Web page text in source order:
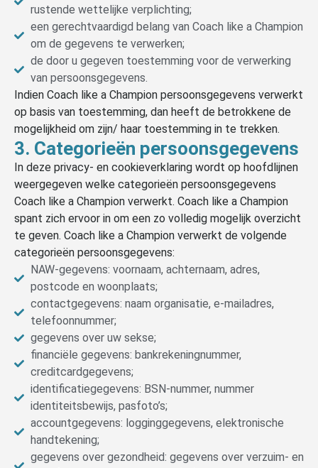
rustende wettelijke verplichting;
een gerechtvaardigd belang van Coach like a Champion
om de gegevens te verwerken;
de door u gegeven toestemming voor de verwerking
van persoonsgegevens.
Indien Coach like a Champion persoonsgegevens verwerkt
op basis van toestemming, dan heeft de betrokkene de
mogelijkheid om zijn/ haar toestemming in te trekken.
3. Categorieën persoonsgegevens
In deze privacy- en cookieverklaring wordt op hoofdlijnen
weergegeven welke categorieën persoonsgegevens
Coach like a Champion verwerkt. Coach like a Champion
spant zich ervoor in om een zo volledig mogelijk overzicht
te geven. Coach like a Champion verwerkt de volgende
categorieën persoonsgegevens:
NAW-gegevens: voornaam, achternaam, adres,
postcode en woonplaats;
contactgegevens: naam organisatie, e-mailadres,
telefoonnummer;
gegevens over uw sekse;
financiële gegevens: bankrekeningnummer,
creditcardgegevens;
identificatiegegevens: BSN-nummer, nummer
identiteitsbewijs, pasfoto’s;
accountgegevens: logginggegevens, elektronische
handtekening;
gegevens over gezondheid: gegevens over verzuim- en